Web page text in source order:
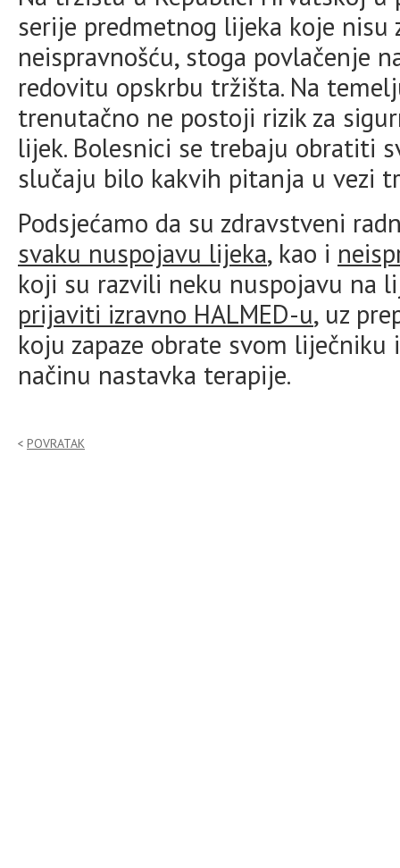
serije predmetnog lijeka koje nisu
neispravnošću, stoga povlačenje
redovitu opskrbu tržišta. Na
trenutačno ne postoji rizik za
lijek. Bolesnici se trebaju obratiti
slučaju bilo kakvih pitanja u vezi
Podsjećamo da su zdravstveni
svaku nuspojavu lijeka, kao i
koji su razvili neku nuspojavu na
prijaviti izravno HALMED-u, uz
koju zapaze obrate svom
načinu nastavka terapije.
POVRATAK